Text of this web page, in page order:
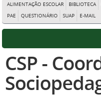
ALIMENTAÇÃO ESCOLAR BIBLIOTECA
PAE
QUESTIONÁRIO SUAP E-MAIL
CSP -